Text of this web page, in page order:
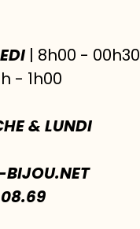
| 8h00 - 00h30
- 1h00
& LUNDI